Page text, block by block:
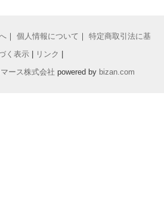
｜ 個人情報について ｜ 特定商取引法に基
く表示| リンク
ース株式会社 powered by bizan.com